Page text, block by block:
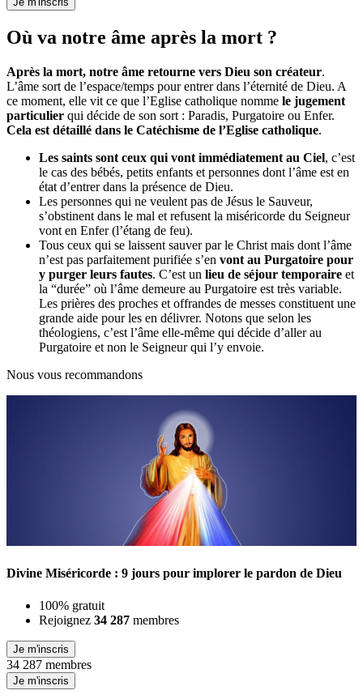
Où va notre âme après la mort ?
Après la mort, notre âme retourne vers Dieu son créateur.
L’âme sort de l’espace/temps pour entrer dans l’éternité de Dieu. A
ce moment, elle vit ce que l’Eglise catholique nomme le jugement
particulier qui décide de son sort : Paradis, Purgatoire ou Enfer.
Cela est détaillé dans le Catéchisme de l’Eglise catholique.
Les saints sont ceux qui vont immédiatement au Ciel, c’est
le cas des bébés, petits enfants et personnes dont l’âme est en
état d’entrer dans la présence de Dieu.
Les personnes qui ne veulent pas de Jésus le Sauveur,
s’obstinent dans le mal et refusent la miséricorde du Seigneur
vont en Enfer (l’étang de feu).
Tous ceux qui se laissent sauver par le Christ mais dont l’âme
n’est pas parfaitement purifiée s’en vont au Purgatoire pour
y purger leurs fautes. C’est un lieu de séjour temporaire et
la “durée” où l’âme demeure au Purgatoire est très variable.
Les prières des proches et offrandes de messes constituent une
grande aide pour les en délivrer. Notons que selon les
théologiens, c’est l’âme elle-même qui décide d’aller au
Purgatoire et non le Seigneur qui l’y envoie.
Nous vous recommandons
Divine Miséricorde : 9 jours pour implorer le pardon de Dieu
100% gratuit
Rejoignez 34 287 membres
Je m'inscris
34 287 membres
Je m'inscris